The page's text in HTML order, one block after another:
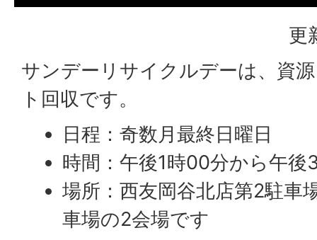
更
サンデーリサイクルデーは、資
ト回収です。
日程：奇数月最終日曜日
時間：午後1時00分から午
場所：西友岡谷北店第2駐車
車場の2会場です